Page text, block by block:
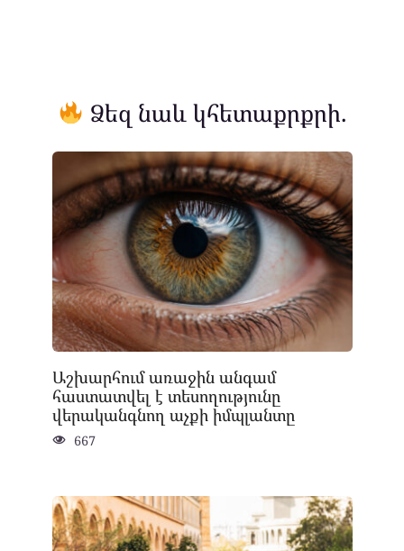
Ձեզ նաև կհետաքրքրի.
Աշխարհում առաջին անգամ
հաստատվել է տեսողությունը
վերականգնող աչքի իմպլանտը
667